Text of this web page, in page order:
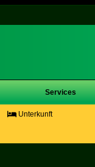
Services
Unterkunft